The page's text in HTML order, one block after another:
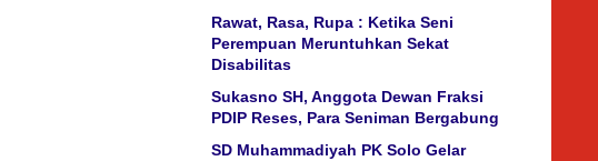
Rawat, Rasa, Rupa : Ketika Seni
Perempuan Meruntuhkan Sekat
Disabilitas
Sukasno SH, Anggota Dewan Fraksi
PDIP Reses, Para Seniman Bergabung
SD Muhammadiyah PK Solo Gelar